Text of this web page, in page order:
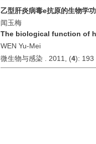
乙型肝炎病毒e抗原的生物学
闻玉梅
The biological function of
WEN Yu-Mei
微生物与感染 . 2011, (4): 193